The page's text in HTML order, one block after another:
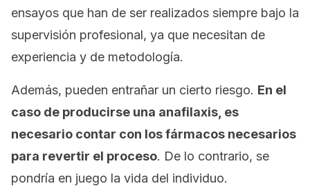
ensayos que han de ser realizados siempre bajo la
supervisión profesional, ya que necesitan de
experiencia y de metodología.
Además, pueden entrañar un cierto riesgo. En el
caso de producirse una anafilaxis, es
necesario contar con los fármacos necesarios
para revertir el proceso. De lo contrario, se
pondría en juego la vida del individuo.